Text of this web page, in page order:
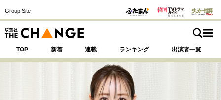
Group Site
TOP 新着 連載 ランキング 出演者一覧